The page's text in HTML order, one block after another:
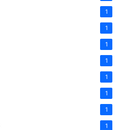
1
1
1
1
1
1
1
1